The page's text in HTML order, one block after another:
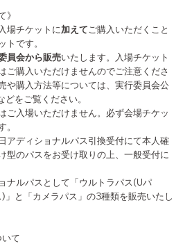
楽しみいただけます(スタンディン
より指定させていただきます。観
ルにてご連絡させていただきま
、場所は確保いたしますのでご安
7,500円です。
パス)の特典は以下の通りです。
たします。当日 12:35に入場口に
びいただきます。
楽しみいただけます(スタンディン
り指定させていただきます。観覧場
てご連絡させていただきます。開